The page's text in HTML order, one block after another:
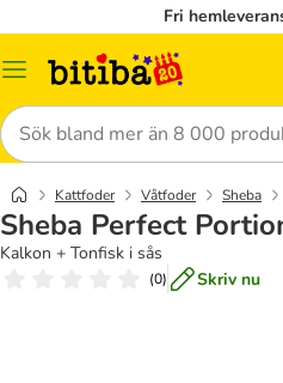
Fri
Meny
Sök
Kattfoder Våtfoder Sheba
Sheba Perfect
Kalkon + Tonfisk i sås
(0) Skriv nu